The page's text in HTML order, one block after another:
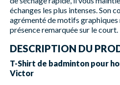
échanges les plus intenses. Son
agrémenté de motifs graphiques
présence remarquée sur le court.
DESCRIPTION DU
T-Shirt de badminton pour
Victor